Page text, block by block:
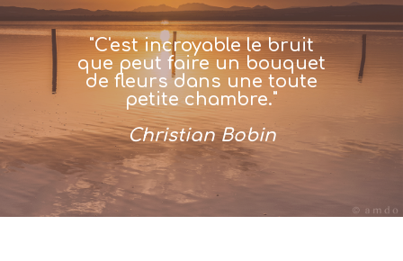
"C'est incroyable le bruit
que peut faire un bouquet
de fleurs dans une toute
petite chambre."
Christian Bobin